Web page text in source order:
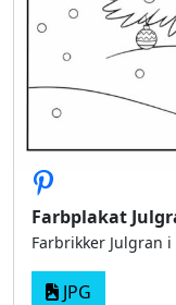
Farbplakat
Farbrikker Julgran
JPG